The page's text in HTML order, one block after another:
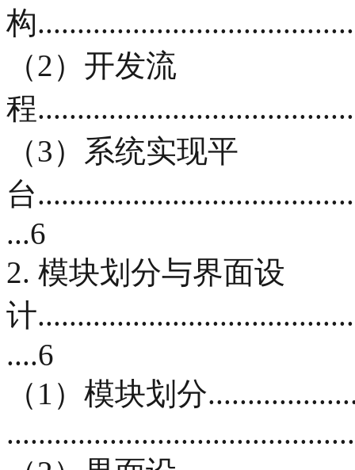
构
（2）开发流
程
（3）系统实现平
台
...6
2. 模块划分与界面设
计
....6
（1）模块划分